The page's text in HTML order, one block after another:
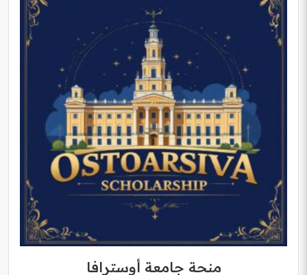
منحة جامعة أوسترافا